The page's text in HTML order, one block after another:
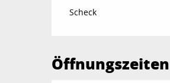
Scheck
Öffnungszeiten